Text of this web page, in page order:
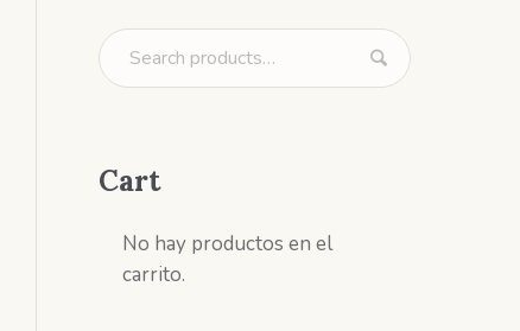
Cart
No hay productos en el
carrito.